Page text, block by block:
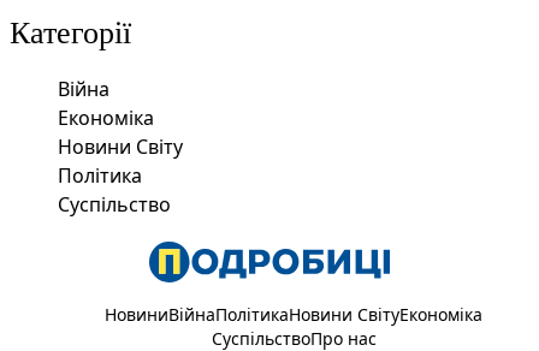
Категорії
Війна
Економіка
Новини Світу
Політика
Суспільство
НовиниВійнаПолітикаНовини СвітуЕкономіка
СуспільствоПро нас